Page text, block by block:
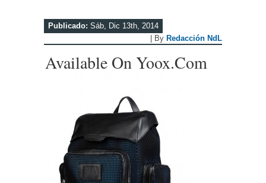
Publicado: Sáb, Dic 13th, 2014
| By Redacción NdL
Available On Yoox.com